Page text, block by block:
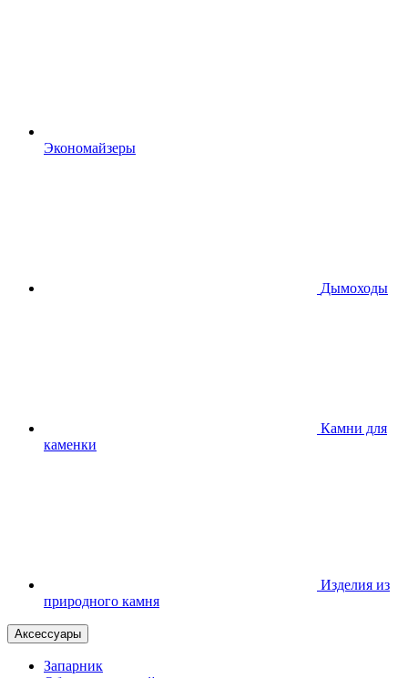
Экономайзеры
Дымоходы
Камни для
каменки
Изделия из
природного камня
Аксессуары
Запарник